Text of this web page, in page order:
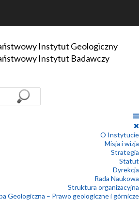
Instytut Geologiczny
Instytut Badawczy
O Instytucie
Misja i wizja
Strategia
Statut
Dyrekcja
Rada Naukowa
Struktura organizacyjna
Geologiczna – Prawo geologiczne i górnicze